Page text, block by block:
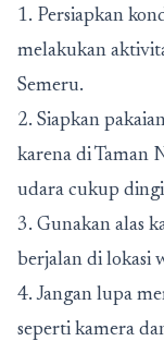
1. Persiapkan
melakukan
Semeru.
2. Siapkan
karena di Taman
udara cukup
3. Gunakan alas
berjalan di lokasi
4. Jangan lupa
seperti kamera